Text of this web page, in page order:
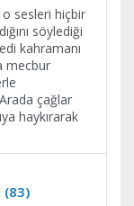
o sesleri hiçbir
söylediği
kahramanı
mecbur
çağlar
haykırarak
(83)